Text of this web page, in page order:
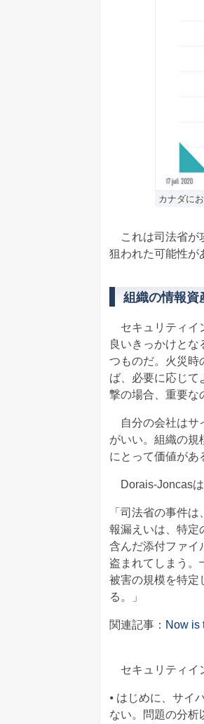
カナダに
これは司法省が
狙われた可能性が
組織の情報資
セキュリティイ
良いきっかけと
つものだ。火災時
ば、必要に応じて
撃の場合、重要な
自分の会社はサ
がいい。組織の規
にとって価値があ
Dorais-Joncasは
「司法省の事件
報漏えいは、特定
含んだ添付ファイ
盗まれてしまう。
被害の規模を特定
る。」
関連記事： Now is
セキュリティイ
⦁ はじめに、サイ
ない。問題の分析